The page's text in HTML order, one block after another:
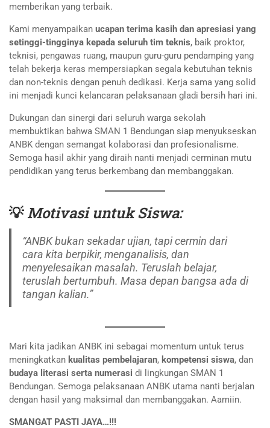
memberikan yang terbaik.
Kami menyampaikan ucapan terima kasih dan apresiasi yang
setinggi-tingginya kepada seluruh tim teknis, baik proktor,
teknisi, pengawas ruang, maupun guru-guru pendamping yang
telah bekerja keras mempersiapkan segala kebutuhan teknis
dan non-teknis dengan penuh dedikasi. Kerja sama yang solid
ini menjadi kunci kelancaran pelaksanaan gladi bersih hari ini.
Dukungan dan sinergi dari seluruh warga sekolah
membuktikan bahwa SMAN 1 Bendungan siap menyukseskan
ANBK dengan semangat kolaborasi dan profesionalisme.
Semoga hasil akhir yang diraih nanti menjadi cerminan mutu
pendidikan yang terus berkembang dan membanggakan.
💡Motivasi untuk Siswa:
“ANBK bukan sekadar ujian, tapi cermin dari
cara kita berpikir, menganalisis, dan
menyelesaikan masalah. Teruslah belajar,
teruslah bertumbuh. Masa depan bangsa ada di
tangan kalian.”
Mari kita jadikan ANBK ini sebagai momentum untuk terus
meningkatkan kualitas pembelajaran, kompetensi siswa, dan
budaya literasi serta numerasi di lingkungan SMAN 1
Bendungan. Semoga pelaksanaan ANBK utama nanti berjalan
dengan hasil yang maksimal dan membanggakan. Aamiin.
SMANGAT PASTI JAYA…!!!